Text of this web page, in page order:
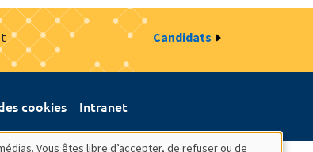
Candidats
cookies Intranet
Vous êtes libre d’accepter, de refuser ou de